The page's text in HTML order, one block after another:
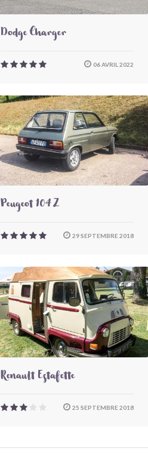
Dodge Charger
06 AVRIL 2022
Peugeot 104 Z
29 SEPTEMBRE 2018
Renault Estafette
25 SEPTEMBRE 2018